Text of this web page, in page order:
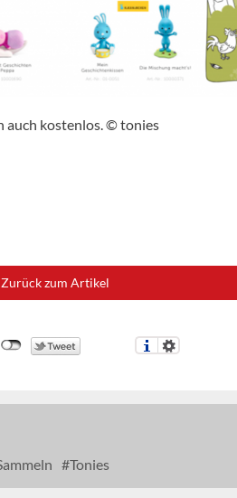
auch kostenlos. © tonies
Zurück zum Artikel
Tonies